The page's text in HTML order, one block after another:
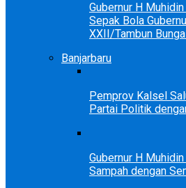
Gubernur H
Sepak Bola
XXII/Tambun
Banjarbaru
Pemprov Kalsel
Partai Politik
Gubernur H
Sampah dengan